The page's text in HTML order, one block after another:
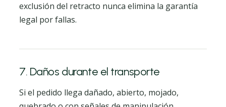
exclusión del retracto nunca elimina la garantía
legal por fallas.
7. Daños durante el transporte
Si el pedido llega dañado, abierto, mojado,